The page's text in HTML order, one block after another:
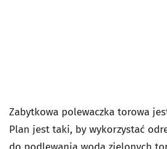
Zabytkowa polewaczka torowa
Plan jest taki, by wykorzystać